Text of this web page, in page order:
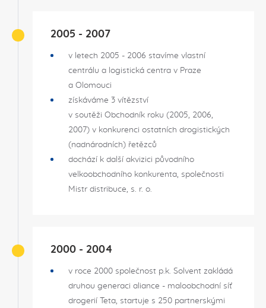
2005 - 2007
v letech 2005 - 2006 stavíme vlastní
centrálu a logistická centra v Praze
a Olomouci
získáváme 3 vítězství
v soutěži Obchodník roku (2005, 2006,
2007) v konkurenci ostatních drogistických
(nadnárodních) řetězců
dochází k další akvizici původního
velkoobchodního konkurenta, společnosti
Mistr distribuce, s. r. o.
2000 - 2004
v roce 2000 společnost p.k. Solvent zakládá
druhou generaci aliance - maloobchodní síť
drogerií Teta, startuje s 250 partnerskými